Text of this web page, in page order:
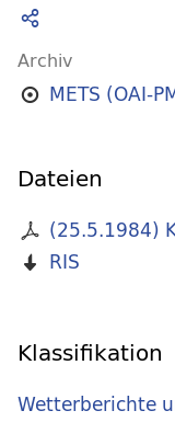
Archiv
METS (OAI-
Dateien
(25.5.1984)
RIS
Klassifikation
Wetterberichte